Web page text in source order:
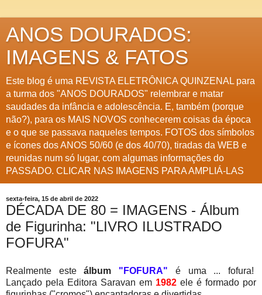
ANOS DOURADOS:
IMAGENS & FATOS
Este blog é uma REVISTA ELETRÔNICA QUINZENAL para
a turma dos "ANOS DOURADOS" relembrar e matar
saudades da infância e adolescência. E, também (porque
não?), para os MAIS NOVOS conhecerem coisas da época
e o que se passava naqueles tempos. FOTOS dos símbolos
e ícones dos ANOS 50/60 (e dos 40/70), tiradas da WEB e
reunidas num só lugar, com algumas informações do
PASSADO. CLICAR NAS IMAGENS PARA AMPLIÁ-LAS
sexta-feira, 15 de abril de 2022
DÉCADA DE 80 = IMAGENS - Álbum
de Figurinha: "LIVRO ILUSTRADO
FOFURA"
Realmente esteálbum "FOFURA" é uma ... fofura!
Lançado pela Editora Saravan em 1982 ele é formado por